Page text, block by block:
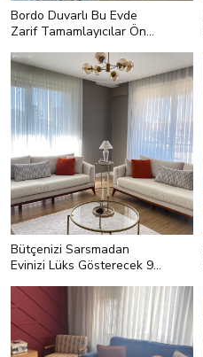
Bordo Duvarlı Bu Evde
Zarif Tamamlayıcılar Ön
Bütçenizi Sarsmadan
Evinizi Lüks Gösterecek 9
<h2 style="text-align:left;">4-
Düzen ve Simetri Önemli Kural!
</h2> <p style="text-
align:left;">Maksimalist dekorlar
keyifli oluyor. Kendine has bir ruhu